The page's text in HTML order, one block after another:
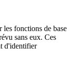
les fonctions de base
sans eux. Ces
d'identifier